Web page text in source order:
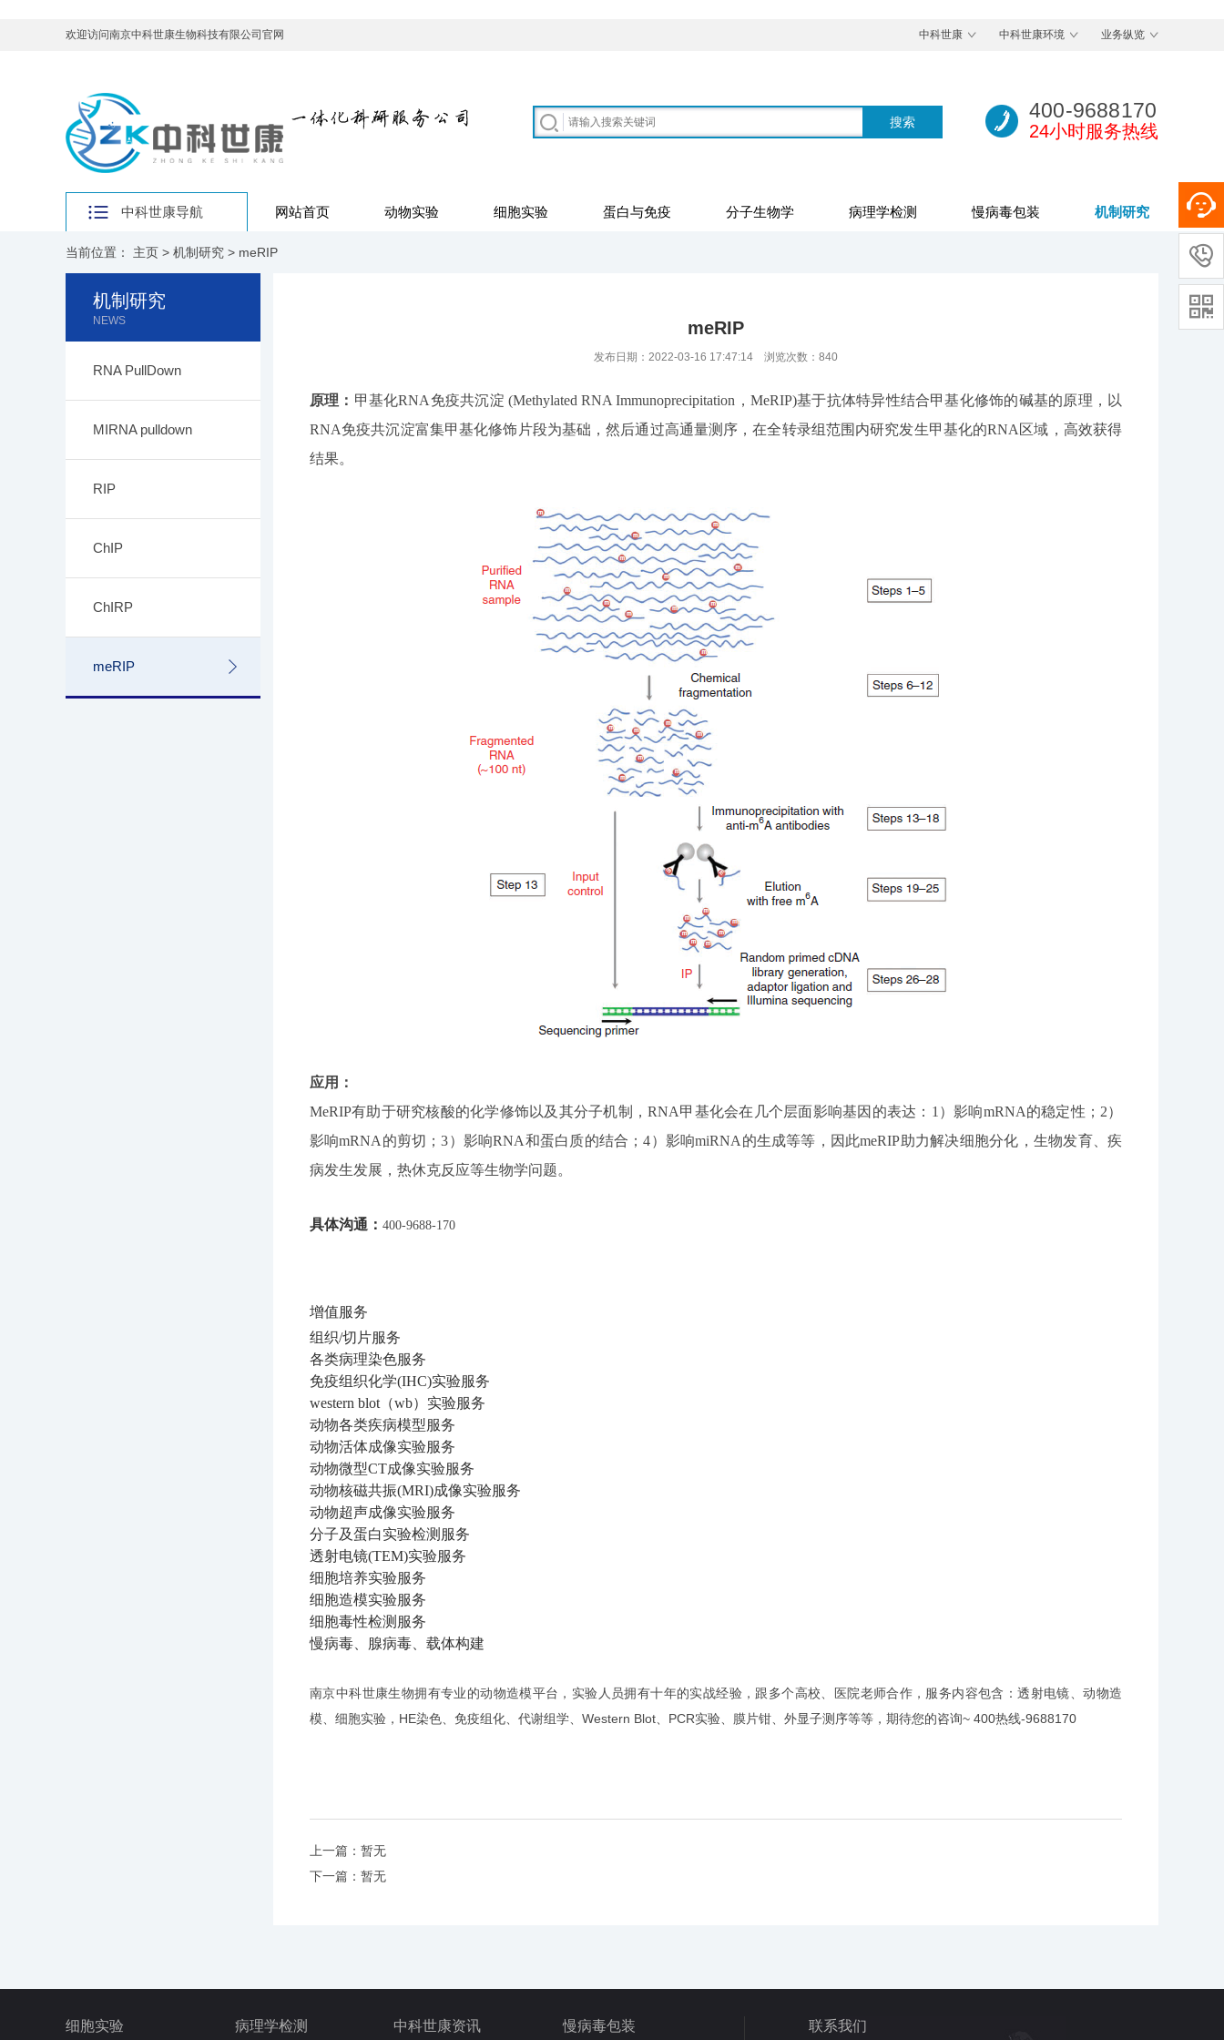
欢迎访问南京中科世康生物科技有限公司官网 中科世康 中科世康环境 业务纵览
400-9688170
24小时服务热线
中科世康导航 网站首页 动物实验 细胞实验 蛋白与免疫 分子生物学 病理学检测 慢病毒包装 机制研究
当前位置： 主页 > 机制研究 > meRIP
机制研究
NEWS
RNA PullDown
MIRNA pulldown
RIP
ChIP
ChIRP
meRIP
meRIP
发布日期：2022-03-16 17:47:14 浏览次数： 840
原理： 甲基化RNA免疫共沉淀 (Methylated RNA Immunoprecipitation，MeRIP)基于抗体特异性结合甲基化修饰的碱基的原理，以
RNA免疫共沉淀富集甲基化修饰片段为基础，然后通过高通量测序，在全转录组范围内研究发生甲基化的RNA区域，高效获得
结果。
应用：
MeRIP有助于研究核酸的化学修饰以及其分子机制，RNA甲基化会在几个层面影响基因的表达：1）影响mRNA的稳定性；2）
影响mRNA的剪切；3）影响RNA和蛋白质的结合；4）影响miRNA的生成等等，因此meRIP助力解决细胞分化，生物发育、疾
病发生发展，热休克反应等生物学问题。
具体沟通： 400-9688-170
增值服务
组织/切片服务
各类病理染色服务
免疫组织化学(IHC)实验服务
western blot（wb）实验服务
动物各类疾病模型服务
动物活体成像实验服务
动物微型CT成像实验服务
动物核磁共振(MRI)成像实验服务
动物超声成像实验服务
分子及蛋白实验检测服务
透射电镜(TEM)实验服务
细胞培养实验服务
细胞造模实验服务
细胞毒性检测服务
慢病毒、腺病毒、载体构建
南京中科世康生物拥有专业的动物造模平台，实验人员拥有十年的实战经验，跟多个高校、医院老师合作，服务内容包含：透射电镜、动物造
模
细胞实验 ， HE染色 免疫组化 代谢组学 Western Blot PCR实验 、膜片钳、外显子测序等等，期待您的咨询~ 400热线-9688170
上一篇：暂无
下一篇：暂无
细胞实验 病理学检测 中科世康资讯 慢病毒包装 联系我们

